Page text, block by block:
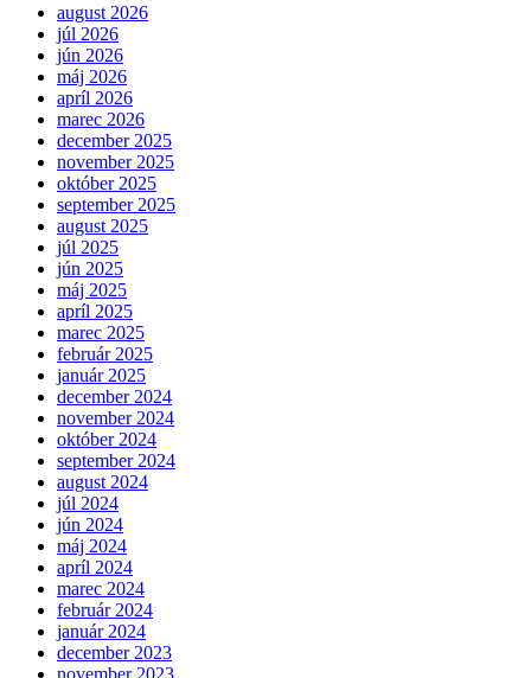
august 2026
júl 2026
jún 2026
máj 2026
apríl 2026
marec 2026
december 2025
november 2025
október 2025
september 2025
august 2025
júl 2025
jún 2025
máj 2025
apríl 2025
marec 2025
február 2025
január 2025
december 2024
november 2024
október 2024
september 2024
august 2024
júl 2024
jún 2024
máj 2024
apríl 2024
marec 2024
február 2024
január 2024
december 2023
november 2023